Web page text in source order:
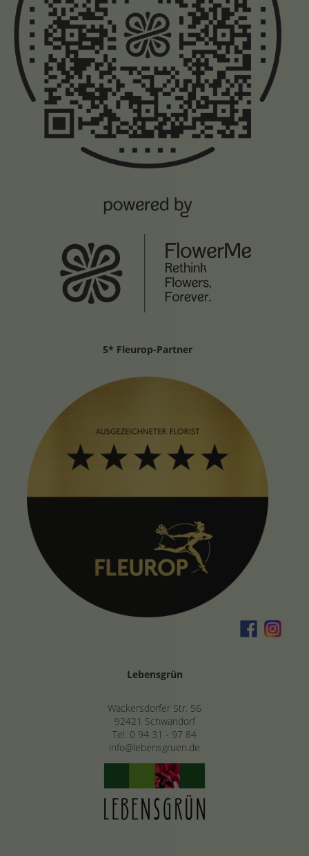
5* Fleurop-Partner
Lebensgrün
Wackersdorfer Str. 56
92421 Schwandorf
Tel. 0 94 31 - 97 84
info@lebensgruen.de